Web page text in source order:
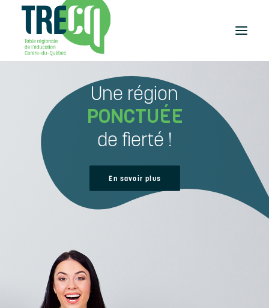
Plaisir de lire
Événements
et activités
études-travail
Accueil
À propos
Une région
PONCTUÉE
de fierté !
En savoir plus